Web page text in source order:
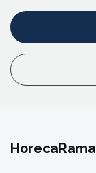
HorecaRama